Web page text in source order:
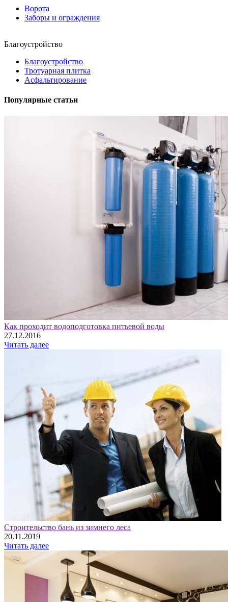
Ворота
Заборы и ограждения
Благоустройство
Благоустройство
Тротуарная плитка
Асфальтирование
Популярные статьи
Как проходит водоподготовка питьевой воды
27.12.2016
Читать далее
Строительство бань из зимнего леса
20.11.2019
Читать далее